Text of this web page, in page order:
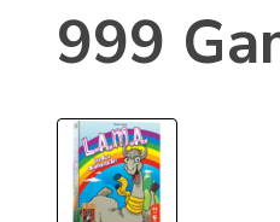
999